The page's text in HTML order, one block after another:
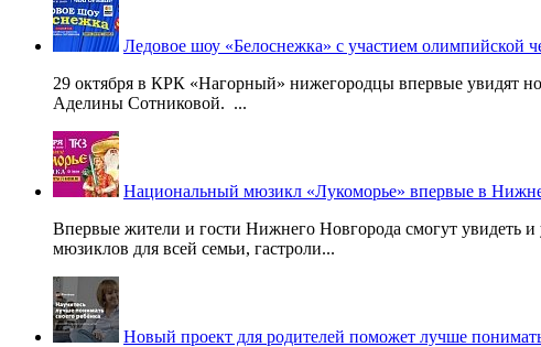
Ледовое шоу «Белоснежка» с участием олимпийской
29 октября в КРК «Нагорный» нижегородцы впервые увидят
Аделины Сотниковой. ...
Национальный мюзикл «Лукоморье» впервые в
Впервые жители и гости Нижнего Новгорода смогут увидеть
мюзиклов для всей семьи, гастроли...
Новый проект для родителей поможет лучше